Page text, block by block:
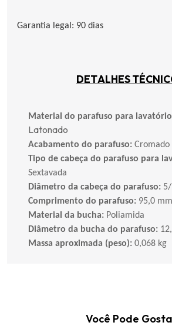
Garantia legal: 90 dias
DETALHES
Material do parafuso para
Latonado
Acabamento do parafuso: Cromado
Tipo de cabeça do parafuso para
Sextavada
Diâmetro da cabeça do parafuso:
Comprimento do parafuso: 95,0 mm
Material da bucha: Poliamida
Diâmetro da bucha do parafuso:
Massa aproximada (peso): 0,068 kg
Você Pode